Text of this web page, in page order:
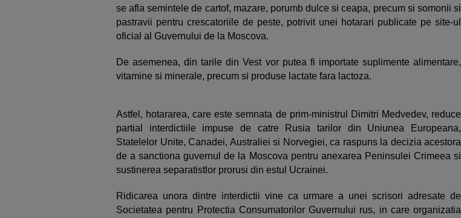
se afla semintele de cartof, mazare, porumb dulce si ceapa, precum si somonii si
pastravii pentru crescatoriile de peste, potrivit unei hotarari publicate pe site-ul
oficial al Guvernului de la Moscova.
De asemenea, din tarile din Vest vor putea fi importate suplimente alimentare,
vitamine si minerale, precum si produse lactate fara lactoza.
Astfel, hotararea, care este semnata de prim-ministrul Dimitri Medvedev, reduce
partial interdictiile impuse de catre Rusia tarilor din Uniunea Europeana,
Statelelor Unite, Canadei, Australiei si Norvegiei, ca raspuns la decizia acestora
de a sanctiona guvernul de la Moscova pentru anexarea Peninsulei Crimeea si
sustinerea separatistlor prorusi din estul Ucrainei.
Ridicarea unora dintre interdictii vine ca urmare a unei scrisori adresate de
Societatea pentru Protectia Consumatorilor Guvernului rus, in care organizatia